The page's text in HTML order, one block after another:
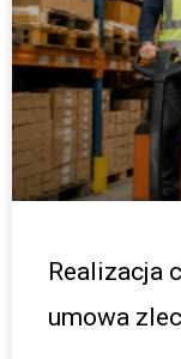
Realizacja
umowa